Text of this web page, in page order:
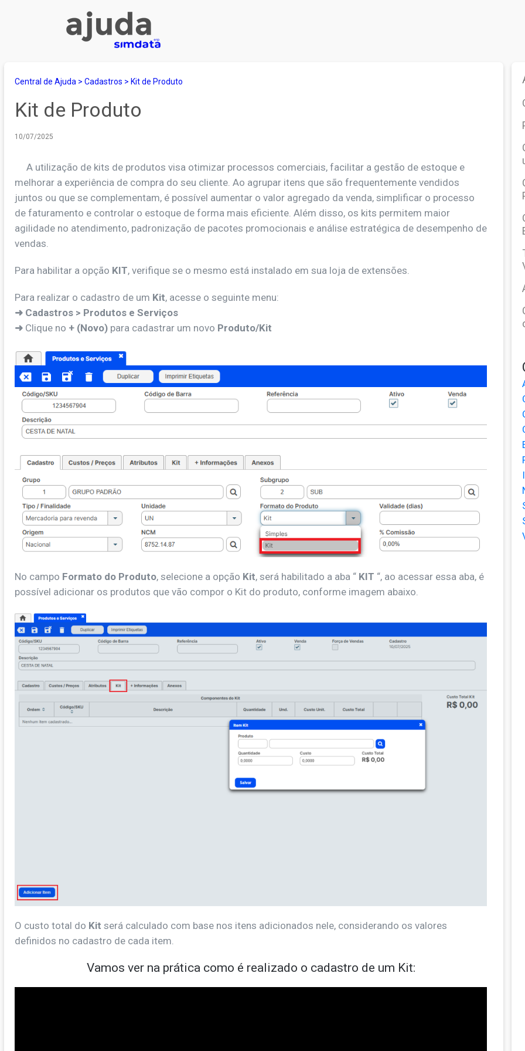
Central de Ajuda > Cadastros > Kit de Produto
Kit de Produto
10/07/2025
A utilização de kits de produtos visa otimizar processos comerciais, facilitar a gestão de estoque e
melhorar a experiência de compra do seu cliente. Ao agrupar itens que são frequentemente vendidos
juntos ou que se complementam, é possível aumentar o valor agregado da venda, simplificar o processo
de faturamento e controlar o estoque de forma mais eficiente. Além disso, os kits permitem maior
agilidade no atendimento, padronização de pacotes promocionais e análise estratégica de desempenho de
vendas.
Para habilitar a opção KIT, verifique se o mesmo está instalado em sua loja de extensões.
Para realizar o cadastro de um Kit, acesse o seguinte menu:
➜ Cadastros > Produtos e Serviços
➜ Clique no + (Novo) para cadastrar um novo Produto/Kit
No campo Formato do Produto, selecione a opção Kit, será habilitado a aba “ KIT “, ao acessar essa aba, é
possível adicionar os produtos que vão compor o Kit do produto, conforme imagem abaixo.
O custo total do Kit será calculado com base nos itens adicionados nele, considerando os valores
definidos no cadastro de cada item.
Vamos ver na prática como é realizado o cadastro de um Kit: